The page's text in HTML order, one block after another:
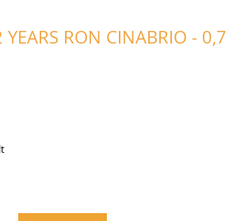
YEARS RON CINABRIO - 0,7